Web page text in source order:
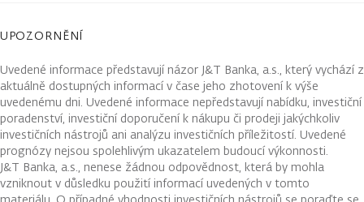
UPOZORNĚNÍ
Uvedené informace představují názor J&T Banka, a.s., který vychází z
aktuálně dostupných informací v čase jeho zhotovení k výše
uvedenému dni. Uvedené informace nepředstavují nabídku, investiční
poradenství, investiční doporučení k nákupu či prodeji jakýchkoliv
investičních nástrojů ani analýzu investičních příležitostí. Uvedené
prognózy nejsou spolehlivým ukazatelem budoucí výkonnosti.
J&T Banka, a.s., nenese žádnou odpovědnost, která by mohla
vzniknout v důsledku použití informací uvedených v tomto